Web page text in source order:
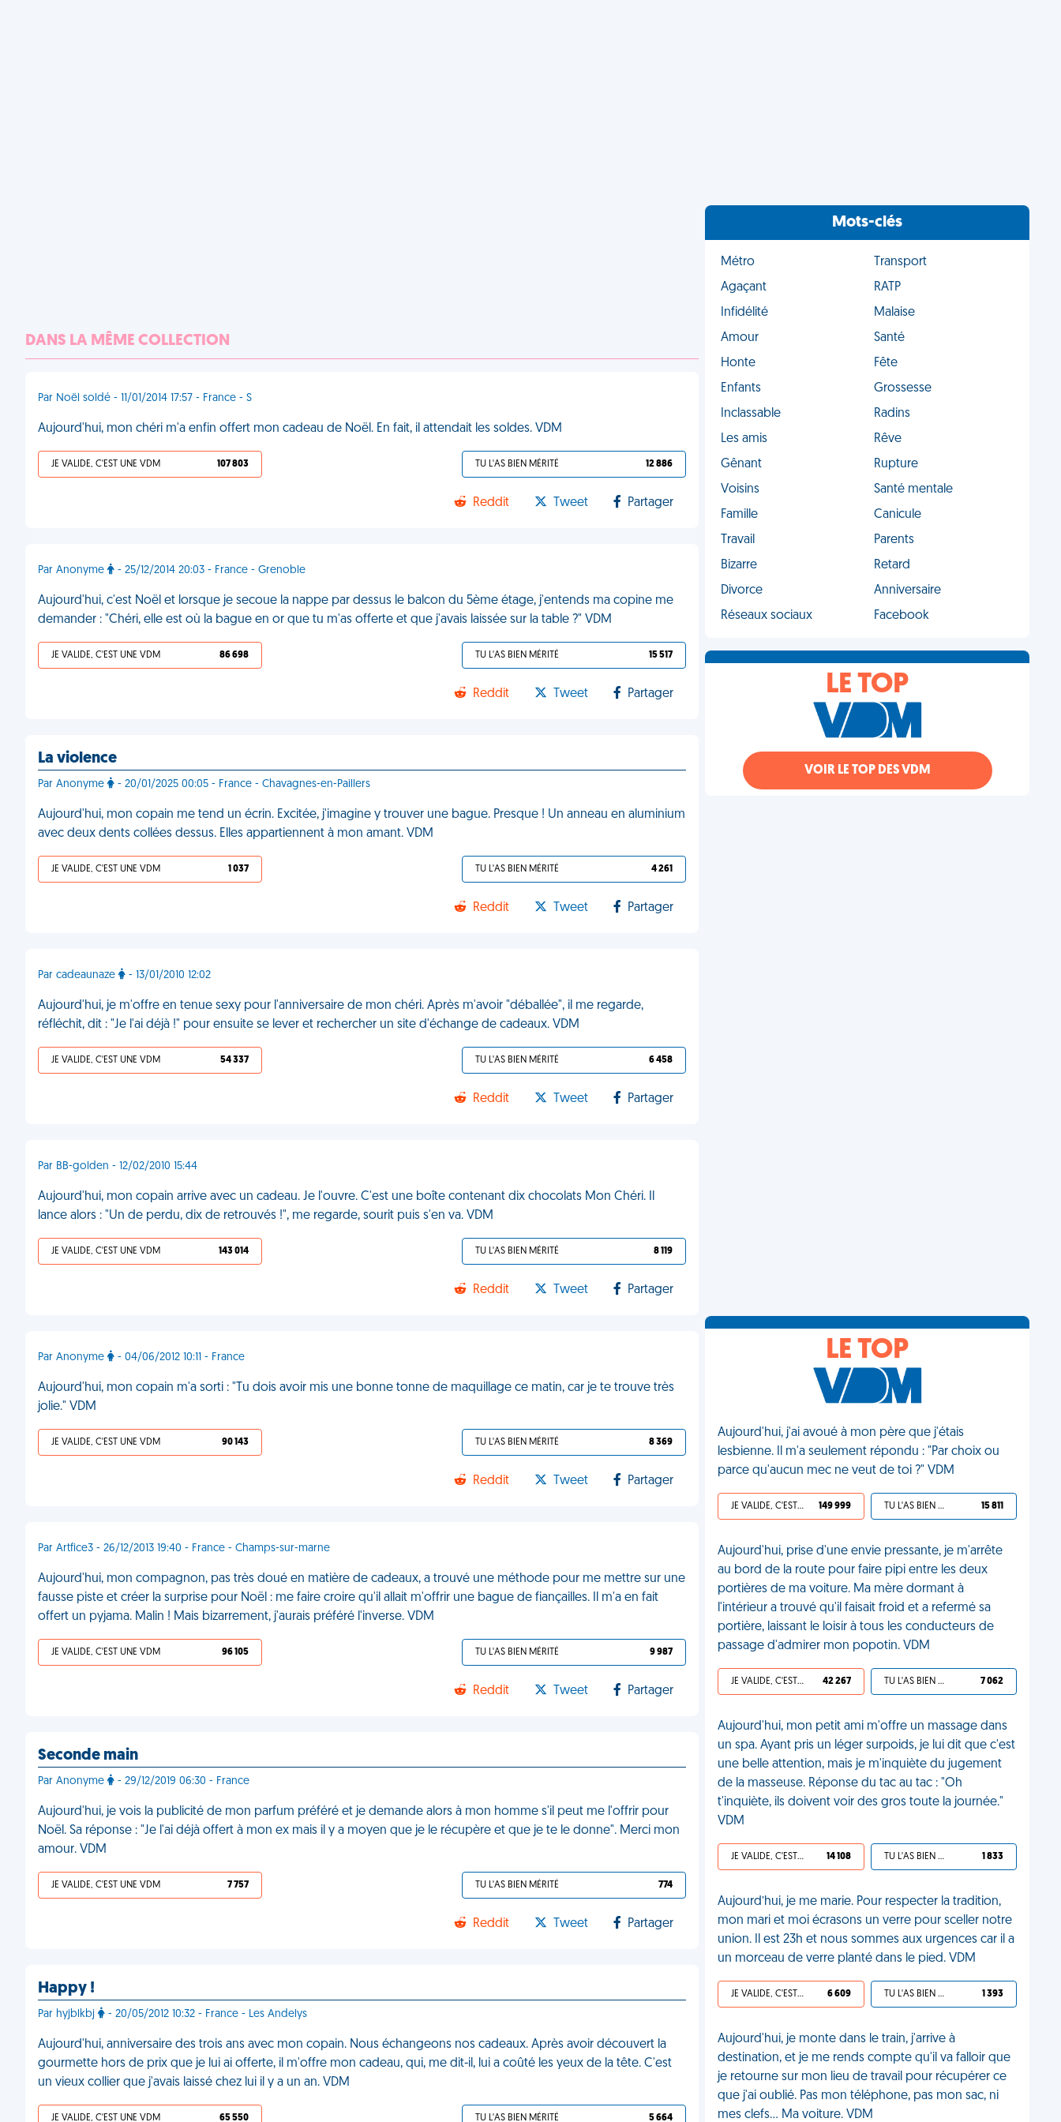
DANS LA MÊME COLLECTION
Par Noël soldé - 11/01/2014 17:57 - France - S
Aujourd'hui, mon chéri m'a enfin offert mon cadeau de Noël. En fait, il attendait les soldes. VDM
JE VALIDE, C'EST UNE VDM 107 803 TU L'AS BIEN MÉRITÉ 12 886
Reddit Tweet Partager
Par Anonyme - 25/12/2014 20:03 - France - Grenoble
Aujourd'hui, c'est Noël et lorsque je secoue la nappe par dessus le balcon du 5ème étage, j'entends ma copine me
demander : "Chéri, elle est où la bague en or que tu m'as offerte et que j'avais laissée sur la table ?" VDM
JE VALIDE, C'EST UNE VDM 86 698 TU L'AS BIEN MÉRITÉ 15 517
Reddit Tweet Partager
La violence
Par Anonyme - 20/01/2025 00:05 - France - Chavagnes-en-Paillers
Aujourd'hui, mon copain me tend un écrin. Excitée, j'imagine y trouver une bague. Presque ! Un anneau en aluminium
avec deux dents collées dessus. Elles appartiennent à mon amant. VDM
JE VALIDE, C'EST UNE VDM 1 037 TU L'AS BIEN MÉRITÉ 4 261
Reddit Tweet Partager
Par cadeaunaze - 13/01/2010 12:02
Aujourd'hui, je m'offre en tenue sexy pour l'anniversaire de mon chéri. Après m'avoir "déballée", il me regarde,
réfléchit, dit : "Je l'ai déjà !" pour ensuite se lever et rechercher un site d'échange de cadeaux. VDM
JE VALIDE, C'EST UNE VDM 54 337 TU L'AS BIEN MÉRITÉ 6 458
Reddit Tweet Partager
Par BB-golden - 12/02/2010 15:44
Aujourd'hui, mon copain arrive avec un cadeau. Je l'ouvre. C'est une boîte contenant dix chocolats Mon Chéri. Il
lance alors : "Un de perdu, dix de retrouvés !", me regarde, sourit puis s'en va. VDM
JE VALIDE, C'EST UNE VDM 143 014 TU L'AS BIEN MÉRITÉ 8 119
Reddit Tweet Partager
Par Anonyme - 04/06/2012 10:11 - France
Aujourd'hui, mon copain m'a sorti : "Tu dois avoir mis une bonne tonne de maquillage ce matin, car je te trouve très
jolie." VDM
JE VALIDE, C'EST UNE VDM 90 143 TU L'AS BIEN MÉRITÉ 8 369
Reddit Tweet Partager
Par Artfice3 - 26/12/2013 19:40 - France - Champs-sur-marne
Aujourd'hui, mon compagnon, pas très doué en matière de cadeaux, a trouvé une méthode pour me mettre sur une
fausse piste et créer la surprise pour Noël : me faire croire qu'il allait m'offrir une bague de fiançailles. Il m'a en fait
offert un pyjama. Malin ! Mais bizarrement, j'aurais préféré l'inverse. VDM
JE VALIDE, C'EST UNE VDM 96 105 TU L'AS BIEN MÉRITÉ 9 987
Reddit Tweet Partager
Seconde main
Par Anonyme - 29/12/2019 06:30 - France
Aujourd'hui, je vois la publicité de mon parfum préféré et je demande alors à mon homme s'il peut me l'offrir pour
Noël. Sa réponse : "Je l'ai déjà offert à mon ex mais il y a moyen que je le récupère et que je te le donne". Merci mon
amour. VDM
JE VALIDE, C'EST UNE VDM 7 757 TU L'AS BIEN MÉRITÉ 774
Reddit Tweet Partager
Happy !
Par hyjblkbj - 20/05/2012 10:32 - France - Les Andelys
Aujourd'hui, anniversaire des trois ans avec mon copain. Nous échangeons nos cadeaux. Après avoir découvert la
gourmette hors de prix que je lui ai offerte, il m'offre mon cadeau, qui, me dit-il, lui a coûté les yeux de la tête. C'est
un vieux collier que j'avais laissé chez lui il y a un an. VDM
JE VALIDE, C'EST UNE VDM 65 550 TU L'AS BIEN MÉRITÉ 5 664
Mots-clés
Métro
Transport
Agaçant
RATP
Infidélité
Malaise
Amour
Santé
Honte
Fête
Enfants
Grossesse
Inclassable
Radins
Les amis
Rêve
Gênant
Rupture
Voisins
Santé mentale
Famille
Canicule
Travail
Parents
Bizarre
Retard
Divorce
Anniversaire
Réseaux sociaux
Facebook
LE TOP
VOIR LE TOP DES VDM
LE TOP
Aujourd'hui, j'ai avoué à mon père que j'étais
lesbienne. Il m'a seulement répondu : "Par choix ou
parce qu'aucun mec ne veut de toi ?" VDM
JE VALIDE, C'EST UNE VDM 149 999 TU L'AS BIEN MÉRITÉ 15 811
Aujourd'hui, prise d'une envie pressante, je m'arrête
au bord de la route pour faire pipi entre les deux
portières de ma voiture. Ma mère dormant à
l'intérieur a trouvé qu'il faisait froid et a refermé sa
portière, laissant le loisir à tous les conducteurs de
passage d'admirer mon popotin. VDM
JE VALIDE, C'EST UNE VDM 42 267 TU L'AS BIEN MÉRITÉ 7 062
Aujourd'hui, mon petit ami m'offre un massage dans
un spa. Ayant pris un léger surpoids, je lui dit que c'est
une belle attention, mais je m'inquiète du jugement
de la masseuse. Réponse du tac au tac : "Oh
t'inquiète, ils doivent voir des gros toute la journée."
VDM
JE VALIDE, C'EST UNE VDM 14 108 TU L'AS BIEN MÉRITÉ 1 833
Aujourd’hui, je me marie. Pour respecter la tradition,
mon mari et moi écrasons un verre pour sceller notre
union. Il est 23h et nous sommes aux urgences car il a
un morceau de verre planté dans le pied. VDM
JE VALIDE, C'EST UNE VDM 6 609 TU L'AS BIEN MÉRITÉ 1 393
Aujourd'hui, je monte dans le train, j'arrive à
destination, et je me rends compte qu'il va falloir que
je retourne sur mon lieu de travail pour récupérer ce
que j'ai oublié. Pas mon téléphone, pas mon sac, ni
mes clefs… Ma voiture. VDM